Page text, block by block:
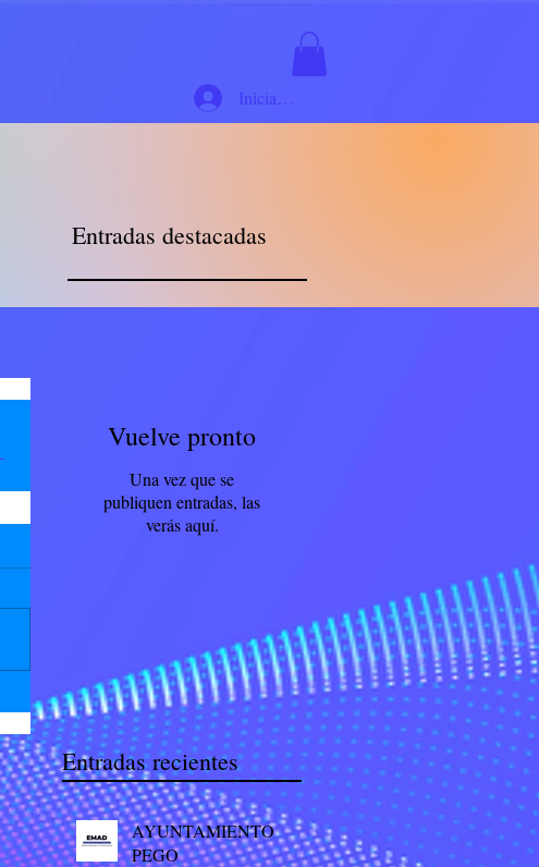
Iniciar sesión
Entradas destacadas
Vuelve pronto
Una vez que se
publiquen entradas, las
verás aquí.
Entradas recientes
AYUNTAMIENTO
PEGO